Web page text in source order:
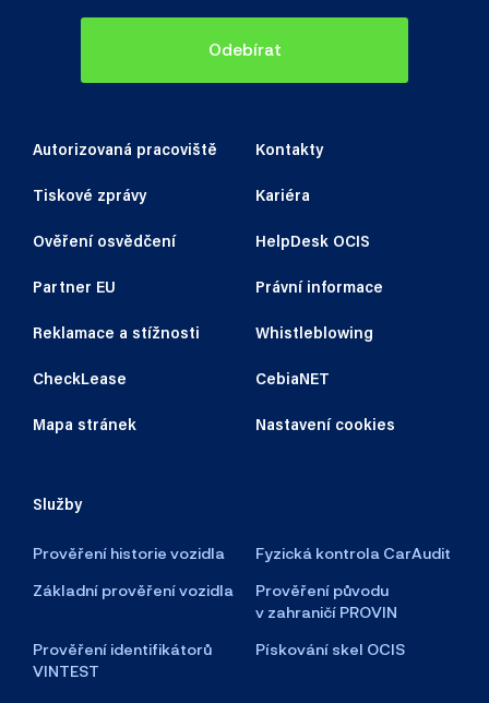
Autorizovaná pracoviště Kontakty
Tiskové zprávy Kariéra
Ověření osvědčení HelpDesk OCIS
Partner EU Právní informace
Reklamace a stížnosti Whistleblowing
CheckLease CebiaNET
Mapa stránek Nastavení cookies
Služby
Prověření historie vozidla
Fyzická kontrola CarAudit
Základní prověření vozidla
Prověření původu
v zahraničí PROVIN
Prověření identifikátorů
VINTEST
Pískování skel OCIS
Odebírat